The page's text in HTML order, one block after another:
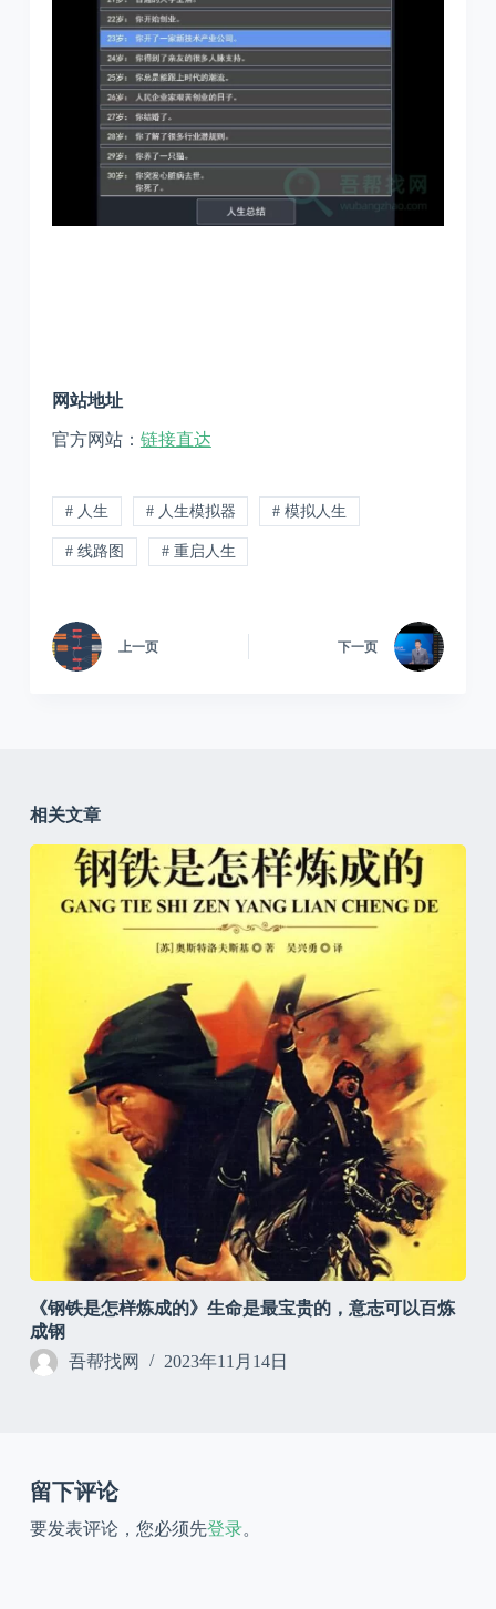
网站地址
官方网站： 链接直达
# 人生 # 人生模拟器 # 模拟人生
# 线路图 # 重启人生
上一页 下一页
相关文章
《钢铁是怎样炼成的》生命是最宝贵的，意志可以百炼
成钢
吾帮找网
2023年11月14日
留下评论
要发表评论，您必须先登录。